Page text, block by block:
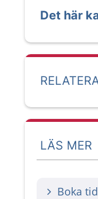
Det här
LÄS MER
Boka